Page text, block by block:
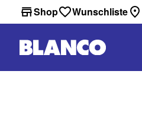
Shop Wunschliste